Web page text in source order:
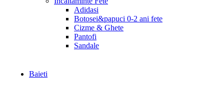
Adidasi
Botosei&papuci 0-2 ani fete
Cizme & Ghete
Pantofi
Sandale
Baieti